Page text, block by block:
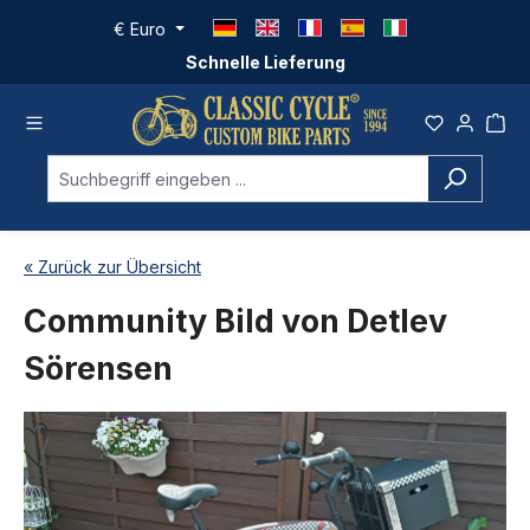
Zum Hauptinhalt springen
Schnelle Lieferung
€ Euro
« Zurück zur Übersicht
Community Bild von Detlev
Sörensen